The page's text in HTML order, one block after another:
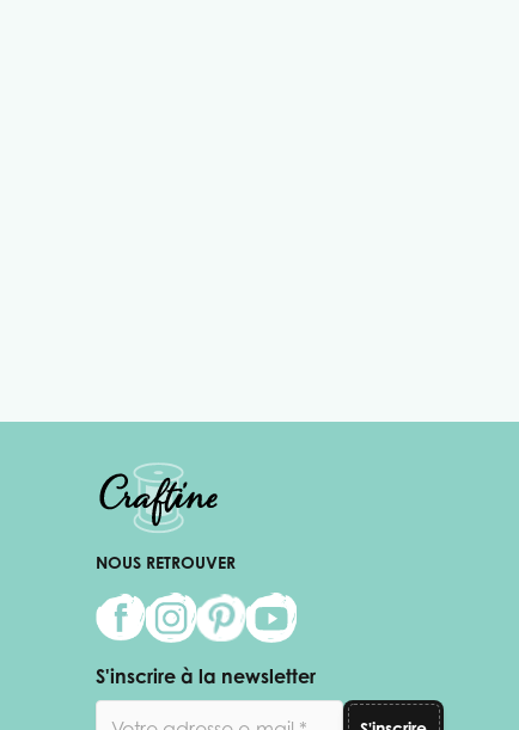
NOUS RETROUVER
S'inscrire à la newsletter